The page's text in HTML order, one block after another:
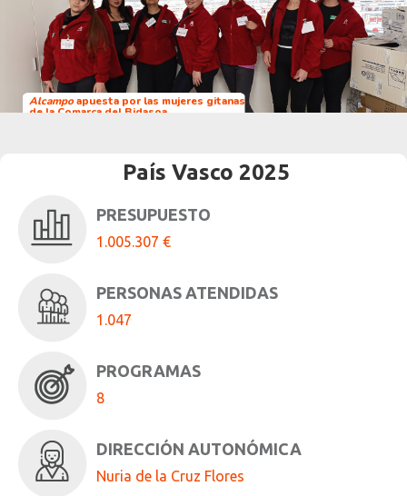
Alcampoapuesta por las mujeres gitanas
de la Comarca del Bidasoa.
País Vasco 2025
PRESUPUESTO
1.005.307 €
PERSONAS ATENDIDAS
1.047
PROGRAMAS
8
DIRECCIÓN AUTONÓMICA
Nuria de la Cruz Flores